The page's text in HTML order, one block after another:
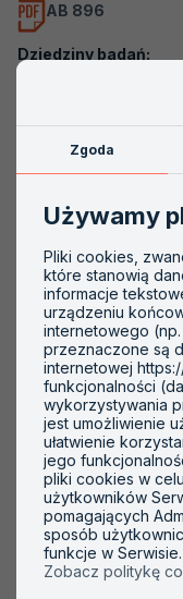
Szkolenia
PCA
AB 896
Dziedziny badań:
Badania
i klimatyczne) (G)
Pobieranie
pobierania
Obiekty:
Środowisko
Środowisko
Ważne
Zgoda
Używamy
Pliki cookies,
które stanowią
informacje
urządzeniu
internetowego
przeznaczone są
internetowej
funkcjonalności
wykorzystywania
jest umożliwienie
ułatwienie
jego
pliki cookies w
użytkowników
pomagających
sposób
funkcje w Serwisie.
Zobacz politykę